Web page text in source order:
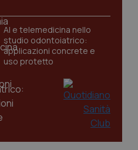
AI e telemedicina nello
studio odontoiatrico:
applicazioni concrete e
uso protetto